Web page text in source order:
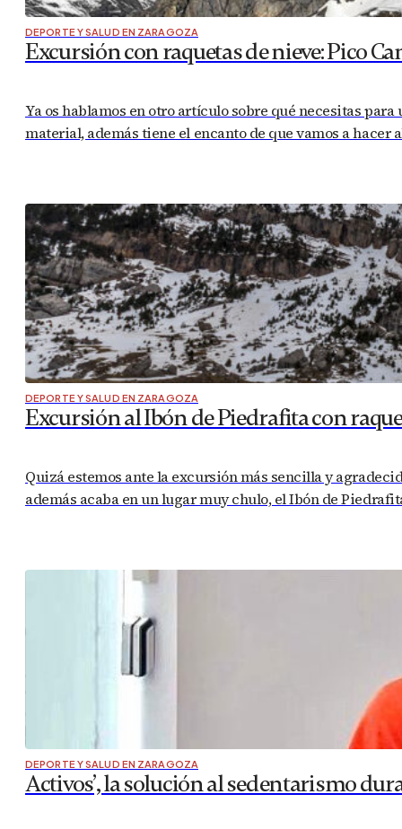
DEPORTE Y SALUD EN ZARAGOZA
Excursión con raquetas de nieve: Pico
Ya os hablamos en otro artículo sobre qué necesitas
material, además tiene el encanto de que vamos a hacer
DEPORTE Y SALUD EN ZARAGOZA
Excursión al Ibón de Piedrafita con
Quizá estemos ante la excursión más sencilla y
además acaba en un lugar muy chulo, el Ibón de
DEPORTE Y SALUD EN ZARAGOZA
Activos’, la solución al sedentarismo